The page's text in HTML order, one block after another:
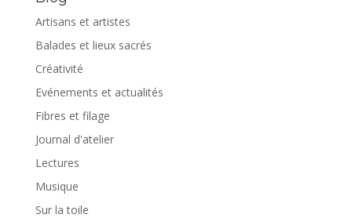
Artisans et artistes
Balades et lieux sacrés
Créativité
Evénements et actualités
Fibres et filage
Journal d'atelier
Lectures
Musique
Sur la toile